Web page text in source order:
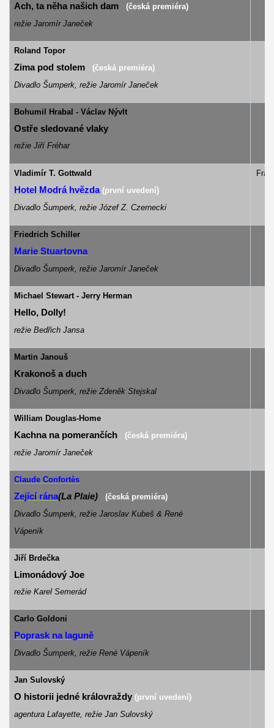
Ach, ta něha našich dam
(česká premiéra)
režie Jaromír Janeček
Roland Topor
Zima pod stolem
(česká premiéra)
Divadlo Šumperk, režie Jaromír Janeček
Bohumil Hrabal - Václav Nývlt
Ostře sledované vlaky
režie Jiří Fréhar
Vladimír T. Gottwald
Hotel Modrá hvězda (první uvedení)
Divadlo Šumperk, režie Józef Z. Czernecki
Friedrich Schiller
Marie Stuartovna
Divadlo Šumperk, režie Jaromír Janeček
Michael Stewart - Jerry Herman
Hello, Dolly!
režie Bedřich Jansa
Martin Janouš
Krakonoš a duch
Divadlo Šumperk, režie Zdeněk Stejskal
William Douglas-Home
Kachna na pomerančích
(česká premiéra)
režie Jaromír Janeček
Claude Confortès
Zející rána(La Plaie)
(česká premiéra)
Divadlo Šumperk, režie Jaroslav Kubeš & René
Vápeník
Jiří Brdečka
Limonádový Joe
režie Karel Semerád
Carlo Goldoni
Poprask na laguně
Divadlo Šumperk, režie René Vápeník
Jan Sulovský
O historii jedné královraždy (první uvedení)
agentura Lafayette, režie Jan Sulovský